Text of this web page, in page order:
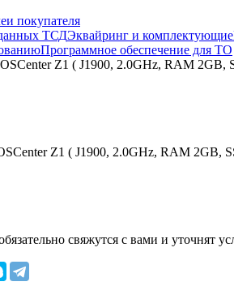
покупателя
ТСДЭквайринг и комплектующие
Программное обеспечение для ТО
Z1 ( J1900, 2.0GHz, RAM
Z1 ( J1900, 2.0GHz, RAM
свяжутся с вами и уточнят